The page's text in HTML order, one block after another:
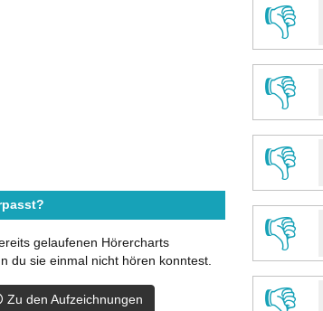
👎
👎
👎
👎
gelaufenen Hörercharts
du sie einmal nicht hören konntest.
Zu den Aufzeichnungen